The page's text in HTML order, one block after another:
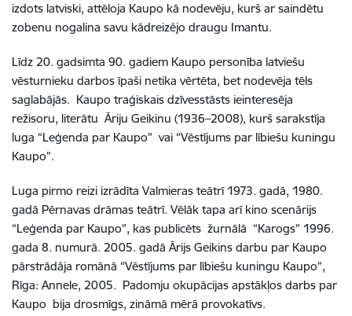
izdots latviski, attēloja Kaupo kā nodevēju, kurš ar saindētu
zobenu nogalina savu kādreizējo draugu Imantu.
Līdz 20. gadsimta 90. gadiem Kaupo personība latviešu
vēsturnieku darbos īpaši netika vērtēta, bet nodevēja tēls
saglabājās. Kaupo traģiskais dzīvesstāsts ieinteresēja
režisoru, literātu Āriju Geikinu (1936–2008), kurš sarakstīja
luga “Leģenda par Kaupo” vai “Vēstījums par lībiešu kuningu
Kaupo”.
Luga pirmo reizi izrādīta Valmieras teātrī 1973. gadā, 1980.
gadā Pērnavas drāmas teātrī. Vēlāk tapa arī kino scenārijs
“Leģenda par Kaupo”, kas publicēts žurnālā “Karogs” 1996.
gada 8. numurā. 2005. gadā Ārijs Geikins darbu par Kaupo
pārstrādāja romānā “Vēstījums par lībiešu kuningu Kaupo”,
Rīga: Annele, 2005. Padomju okupācijas apstākļos darbs par
Kaupo bija drosmīgs, zināmā mērā provokatīvs.